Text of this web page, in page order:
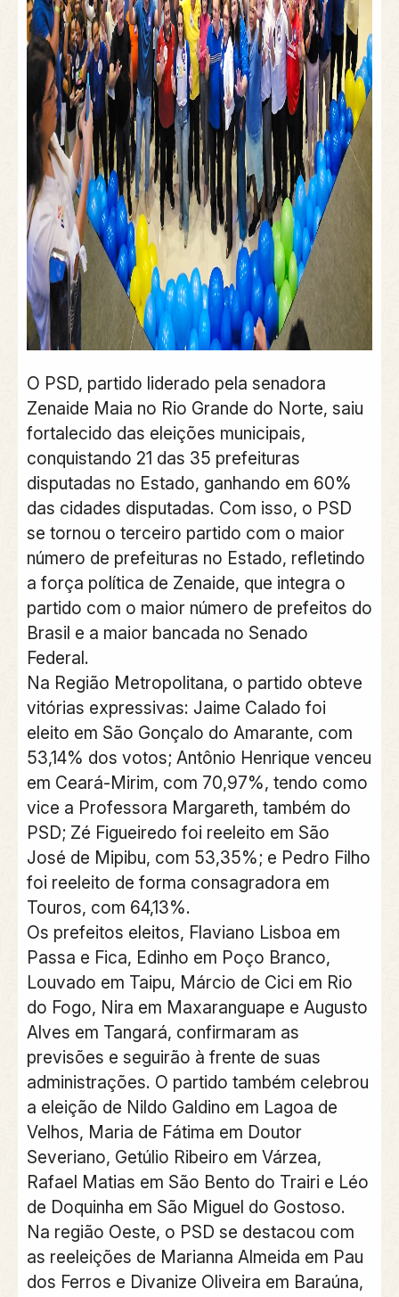
O PSD, partido liderado pela senadora
Zenaide Maia no Rio Grande do Norte, saiu
fortalecido das eleições municipais,
conquistando 21 das 35 prefeituras
disputadas no Estado, ganhando em 60%
das cidades disputadas. Com isso, o PSD
se tornou o terceiro partido com o maior
número de prefeituras no Estado, refletindo
a força política de Zenaide, que integra o
partido com o maior número de prefeitos do
Brasil e a maior bancada no Senado
Federal.
Na Região Metropolitana, o partido obteve
vitórias expressivas: Jaime Calado foi
eleito em São Gonçalo do Amarante, com
53,14% dos votos; Antônio Henrique venceu
em Ceará-Mirim, com 70,97%, tendo como
vice a Professora Margareth, também do
PSD; Zé Figueiredo foi reeleito em São
José de Mipibu, com 53,35%; e Pedro Filho
foi reeleito de forma consagradora em
Touros, com 64,13%.
Os prefeitos eleitos, Flaviano Lisboa em
Passa e Fica, Edinho em Poço Branco,
Louvado em Taipu, Márcio de Cici em Rio
do Fogo, Nira em Maxaranguape e Augusto
Alves em Tangará, confirmaram as
previsões e seguirão à frente de suas
administrações. O partido também celebrou
a eleição de Nildo Galdino em Lagoa de
Velhos, Maria de Fátima em Doutor
Severiano, Getúlio Ribeiro em Várzea,
Rafael Matias em São Bento do Trairi e Léo
de Doquinha em São Miguel do Gostoso.
Na região Oeste, o PSD se destacou com
as reeleições de Marianna Almeida em Pau
dos Ferros e Divanize Oliveira em Baraúna,